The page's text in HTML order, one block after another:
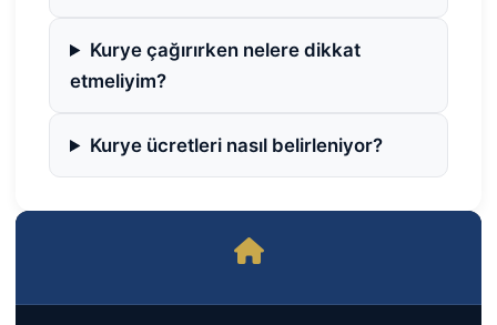
Kurye çağırırken nelere dikkat
etmeliyim?
Kurye ücretleri nasıl belirleniyor?